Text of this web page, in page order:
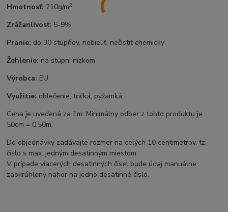
Hmotnosť: 210g/m2
Zrážanlivosť: 5-9%
Pranie: do 30 stupňov, nebieliť, nečistiť chemicky
Žehlenie: na stupni nízkom
Výrobca: EU
Využitie: oblečenie, tričká, pyžamká
Cena je uvedená za 1m. Minimálny odber z tohto produktu je
50cm = 0,50m.
Do objednávky zadávajte rozmer na celých 10 centimetrov, tz.
číslo s max. jedným desatinným miestom.
V prípade viacerých desatinných čísel bude údaj manuálne
zaokrúhlený nahor na jedno desatinné číslo.